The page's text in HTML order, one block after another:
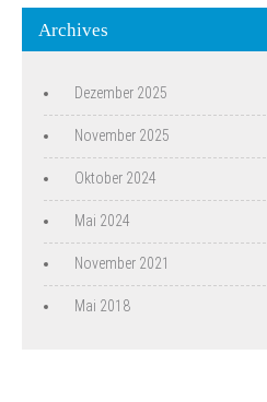
Archives
Dezember 2025
November 2025
Oktober 2024
Mai 2024
November 2021
Mai 2018